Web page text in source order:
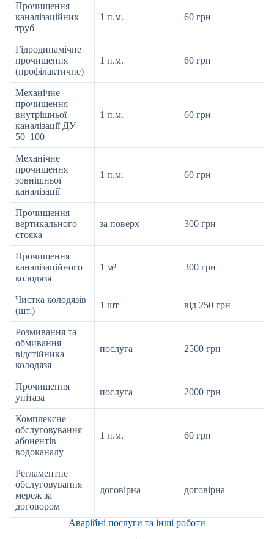
Прочищення
каналізаційних
труб
1 п.м. 60 грн
Гідродинамічне
прочищення
(профілактичне)
1 п.м. 60 грн
Механічне
прочищення
внутрішньої
каналізації ДУ
50–100
1 п.м. 60 грн
Механічне
прочищення
зовнішньої
каналізації
1 п.м. 60 грн
Прочищення
вертикального
стояка
за поверх 300 грн
Прочищення
каналізаційного
колодязя
1 м³ 300 грн
Чистка колодязів
(шт.)
1 шт від 250 грн
Розмивання та
обмивання
відстійника
колодязя
послуга 2500 грн
Прочищення
унітаза
послуга 2000 грн
Комплексне
обслуговування
абонентів
водоканалу
1 п.м. 60 грн
Регламентне
обслуговування
мереж за
договором
договірна договірна
Аварійні послуги та інші роботи